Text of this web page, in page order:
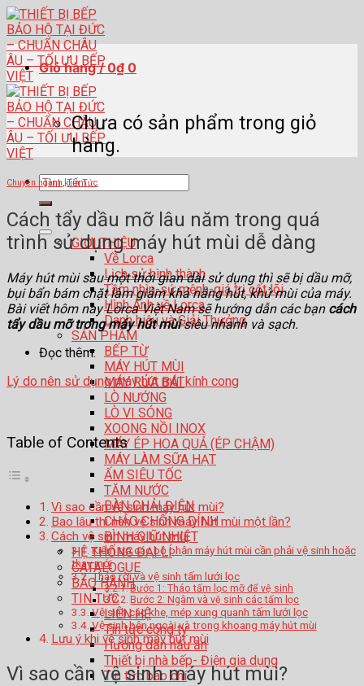
Skip
to
content
Tìm
kiếm:
GIỚI THIỆU
Về Lorca
Lịch sử hình thành
Tầm nhìn-sứ mệnh-giá trị cốt lõi
Hình Ảnh về Lorca
Danh hiệu và Giải Thưởng
SẢN PHẨM
BẾP TỪ
MÁY HÚT MÙI
MÁY RỬA BÁT
LÒ NƯỚNG
LÒ VI SÓNG
XOONG NỒI INOX
MÁY ÉP HOA QUẢ (ÉP CHẬM)
MÁY LÀM SỮA HẠT
ẤM SIÊU TỐC
TĂM NƯỚC
BÀN CHẢI ĐIỆN
CHẢO CHỐNG DÍNH
BÌNH GIỮ NHIỆT
HỆ THỐNG ĐẠI LÍ
CATALOGUE
BẢO HÀNH
TIN TỨC
LIÊN HỆ
Tin tức công ty
Hướng dẫn nấu ăn
Thiết bị nhà bếp- Điện gia dụng
Tin tức báo chí
Giỏ hàng /0₫ 0
Chưa có sản phẩm trong giỏ
hàng.
Chuyên ngành,Tin Tức
Cách tẩy dầu mỡ lâu năm trong quá
trình sử dụng máy hút mùi dễ dàng
Máy hút mùi sau một thời gian dài sử dụng thì sẽ bị dầu mỡ,
bụi bẩn bám chặt làm giảm khả năng hút, khử mùi của máy.
Bài viết hôm nay Lorca Việt Nam sẽ hướng dẫn các bạn cách
tẩy dầu mỡ trong máy hút mùisiêu nhanh và sạch.
Đọc thêm:
Lý do nên sử dụng máy hút mùi kính cong
Table of Contents
Vì sao cần vệ sinh máy hút mùi?
Bao lâu thì nên vệ sinh máy hút mùi một lần?
Cách vệ sinh máy hút mùi
Kiểm tra các bộ phận máy hút mùi cần phải vệ sinh hoặc
thay mới
Tháo rời và vệ sinh tấm lưới lọc
Bước 1: Tháo tấm lọc mỡ để vệ sinh
Bước 2: Ngâm và vệ sinh các tấm lọc
Vệ sinh các khe, mép xung quanh tấm lưới lọc
Vệ sinh bên ngoài và trong khoang máy hút mùi
Lưu ý khi vệ sinh máy hút mùi
Vì sao cần vệ sinh máy hút mùi?